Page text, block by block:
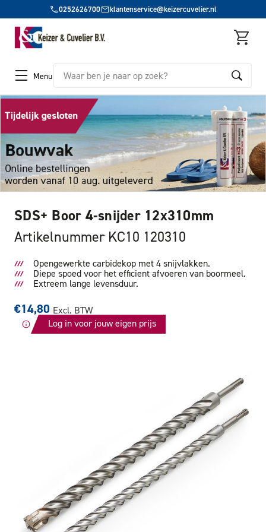
0252626700 klantenservice@keizercuvelier.nl
Menu Zoeken
SDS+ Boor 4-snijder 12x310mm
Artikelnummer KC10 120310
Opengewerkte carbidekop met 4 snijvlakken.
Diepe spoed voor het efficient afvoeren van boormeel.
Extreem lange levensduur.
€14,80 Excl. BTW
Log in voor jouw eigen prijs